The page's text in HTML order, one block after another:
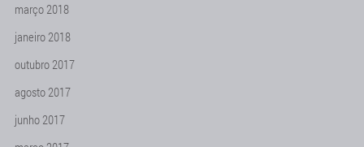
março 2018
janeiro 2018
outubro 2017
agosto 2017
junho 2017